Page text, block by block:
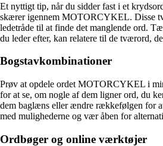
Et nyttigt tip, når du sidder fast i et
skærer igennem MOTORCYKEL. Disse
ledetråde til at finde det manglende ord.
du leder efter, kan relatere til de tværord,
Bogstavkombinationer
Prøv at opdele ordet MOTORCYKEL i
for at se, om nogle af dem ligner ord, du
dem baglæns eller ændre rækkefølgen for
med mulighederne og vær åben for
Ordbøger og online værktøjer